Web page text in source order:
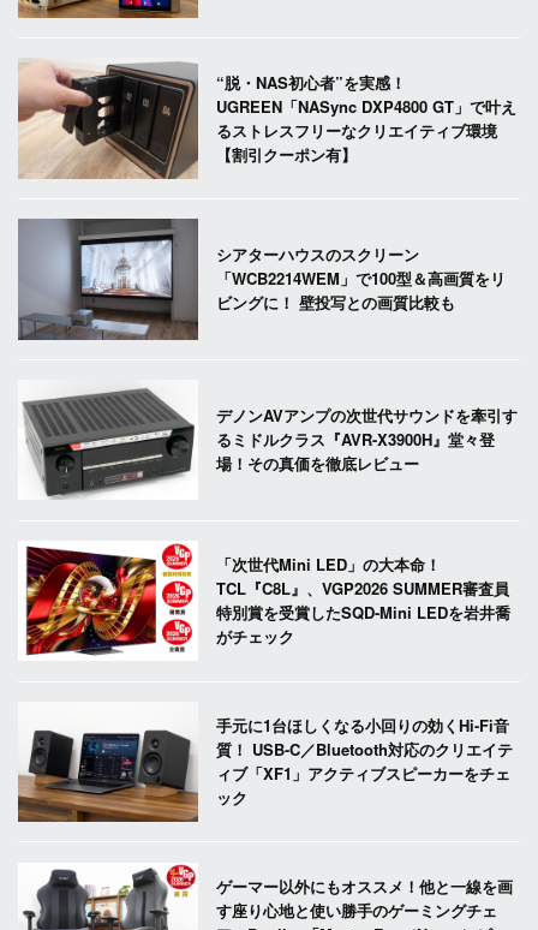
“脱・NAS初心者”を実感！
UGREEN「NASync DXP4800 GT」で叶え
るストレスフリーなクリエイティブ環境
【割引クーポン有】
シアターハウスのスクリーン
「WCB2214WEM」で100型＆高画質をリ
ビングに！ 壁投写との画質比較も
デノンAVアンプの次世代サウンドを牽引す
るミドルクラス『AVR-X3900H』堂々登
場！その真価を徹底レビュー
「次世代Mini LED」の大本命！
TCL『C8L』、VGP2026 SUMMER審査員
特別賞を受賞したSQD-Mini LEDを岩井喬
がチェック
手元に1台ほしくなる小回りの効くHi-Fi音
質！ USB-C／Bluetooth対応のクリエイテ
ィブ「XF1」アクティブスピーカーをチェ
ック
ゲーマー以外にもオススメ！他と一線を画
す座り心地と使い勝手のゲーミングチェ